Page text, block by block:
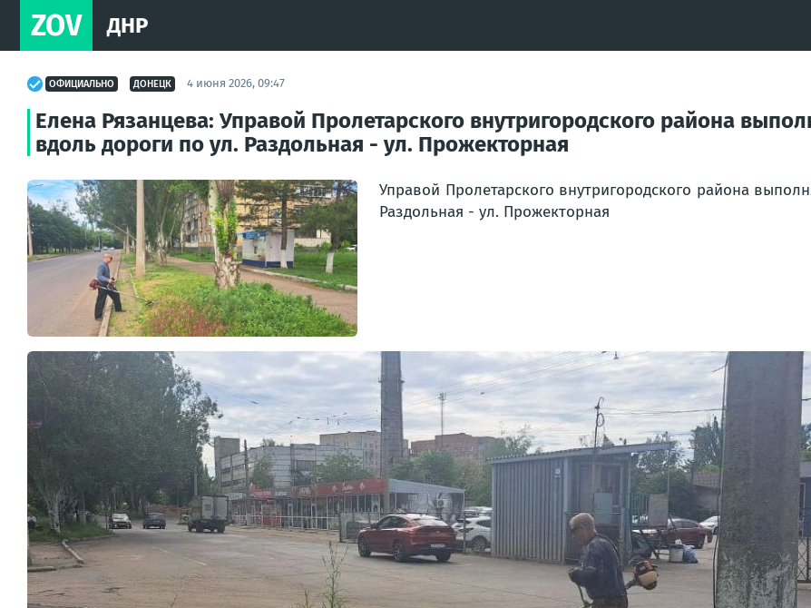
ZOV ДНР
ОФИЦИАЛЬНО ДОНЕЦК 4 июня 2026, 09:47
Елена Рязанцева: Управой Пролетарского внутригородского района
вдоль дороги по ул. Раздольная - ул. Прожекторная
Управой Пролетарского внутригородского района
Раздольная - ул. Прожекторная